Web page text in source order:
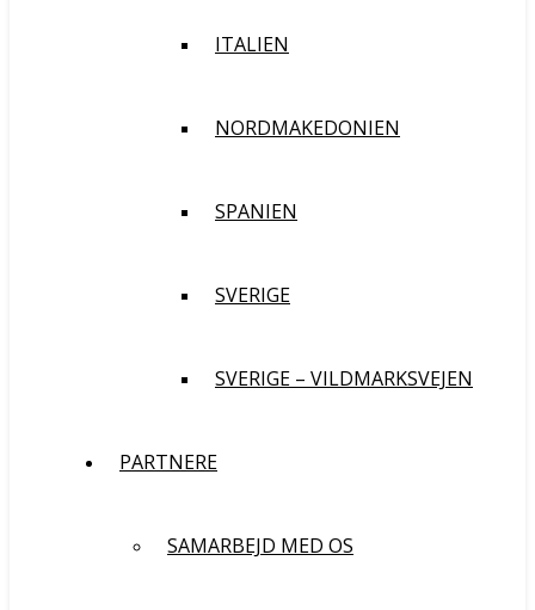
ITALIEN
NORDMAKEDONIEN
SPANIEN
SVERIGE
SVERIGE – VILDMARKSVEJEN
PARTNERE
SAMARBEJD MED OS